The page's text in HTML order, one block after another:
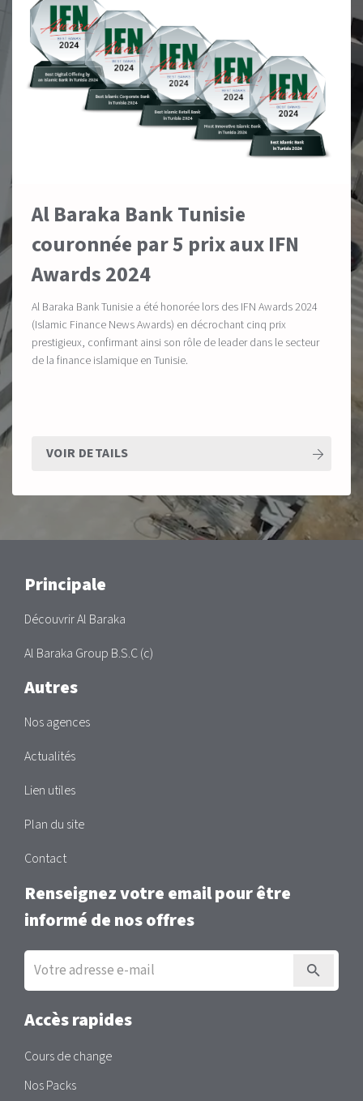
Al Baraka Bank Tunisie
couronnée par 5 prix aux IFN
Awards 2024
Al Baraka Bank Tunisie a été honorée lors des IFN Awards 2024
(Islamic Finance News Awards) en décrochant cinq prix
prestigieux, confirmant ainsi son rôle de leader dans le secteur
de la finance islamique en Tunisie.
VOIR DETAILS
Main
Principale
Découvrir Al Baraka
Al Baraka Group B.S.C (c)
Autres
Nos agences
Actualités
Lien utiles
Plan du site
Contact
Renseignez votre email pour être
informé de nos offres
Inscription
la
newsletter
Accès rapides
Cours de change
Nos Packs